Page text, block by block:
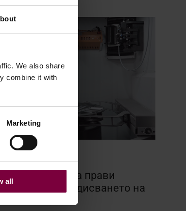
We also share
combine it with
Marketing
all
прави
в пребоядисването на